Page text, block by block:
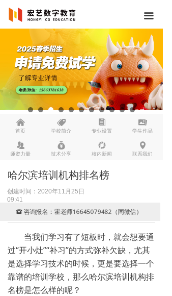
낀
首页
뀄
学校简介
뀴
专业设置
끡
学生作品
뀡
师资力量
낐
技术分享
넆
校内新闻
넹
联系我们
끀
哈尔滨培训机构排名榜
创建时间： 2020年11月25日
09:41
当我们学习有了短板时，就会想要通
过“开小灶”“补习”的方式弥补欠缺，尤其
是选择学习技术的时候，更是要选择一个
靠谱的培训学校，那么哈尔滨培训机构排
名榜是怎么样的呢？
뀰 咨询报名：霍老师16645079482（同微信）